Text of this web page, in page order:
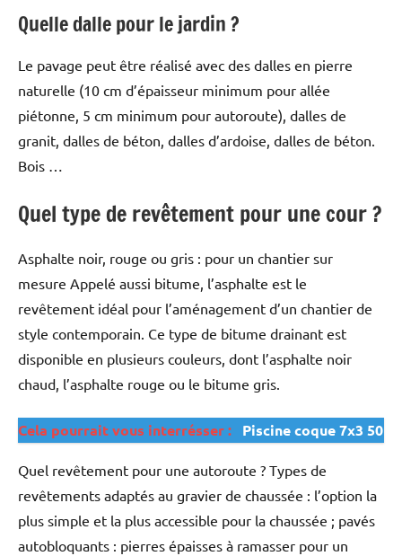
Quelle dalle pour le jardin ?
Le pavage peut être réalisé avec des dalles en pierre
naturelle (10 cm d’épaisseur minimum pour allée
piétonne, 5 cm minimum pour autoroute), dalles de
granit, dalles de béton, dalles d’ardoise, dalles de béton.
Bois …
Quel type de revêtement pour une cour ?
Asphalte noir, rouge ou gris : pour un chantier sur
mesure Appelé aussi bitume, l’asphalte est le
revêtement idéal pour l’aménagement d’un chantier de
style contemporain. Ce type de bitume drainant est
disponible en plusieurs couleurs, dont l’asphalte noir
chaud, l’asphalte rouge ou le bitume gris.
Cela pourrait vous interrésser : Piscine coque 7x3 50
Quel revêtement pour une autoroute ? Types de
revêtements adaptés au gravier de chaussée : l’option la
plus simple et la plus accessible pour la chaussée ; pavés
autobloquants : pierres épaisses à ramasser pour un